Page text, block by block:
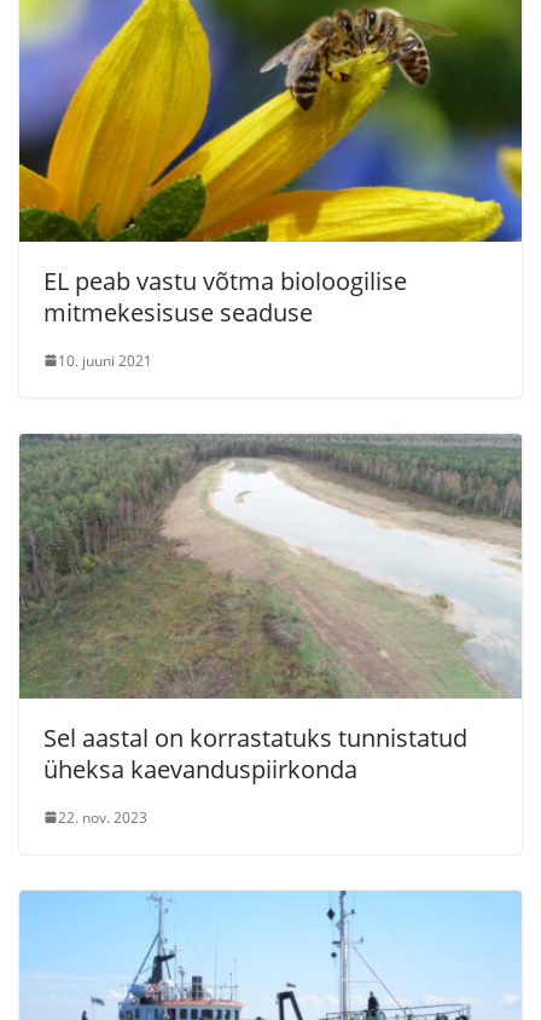
EL peab vastu võtma bioloogilise
mitmekesisuse seaduse
10. juuni 2021
Sel aastal on korrastatuks tunnistatud
üheksa kaevanduspiirkonda
22. nov. 2023